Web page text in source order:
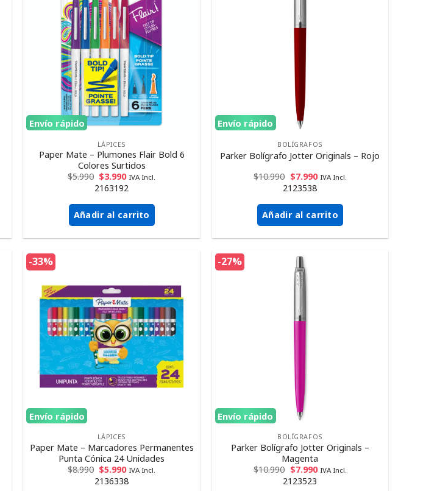
Envío rápido
LÁPICES
Paper Mate – Plumones Flair Bold 6
Colores Surtidos
$5.990 $3.990 IVA Incl.
2163192
Añadir al carrito
Envío rápido
BOLÍGRAFOS
Parker Bolígrafo Jotter Originals – Rojo
$10.990 $7.990 IVA Incl.
2123538
Añadir al carrito
-33%
Envío rápido
LÁPICES
Paper Mate – Marcadores Permanentes
Punta Cónica 24 Unidades
$8.990 $5.990 IVA Incl.
2136338
-27%
Envío rápido
BOLÍGRAFOS
Parker Bolígrafo Jotter Originals –
Magenta
$10.990 $7.990 IVA Incl.
2123523